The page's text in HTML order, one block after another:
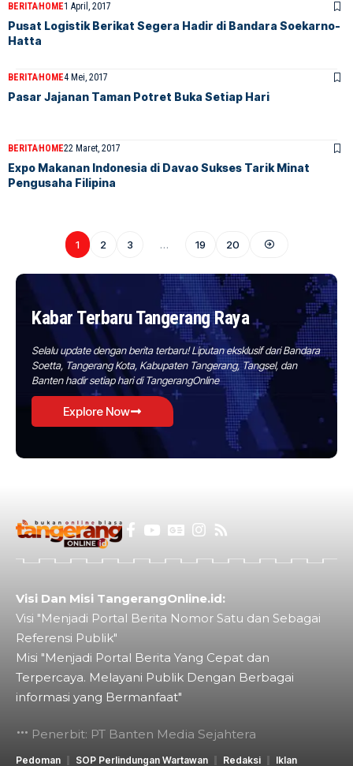
BERITAHOME1 April, 2017
Pusat Logistik Berikat Segera Hadir di Bandara Soekarno-
Hatta
BERITAHOME4 Mei, 2017
Pasar Jajanan Taman Potret Buka Setiap Hari
BERITAHOME22 Maret, 2017
Expo Makanan Indonesia di Davao Sukses Tarik Minat
Pengusaha Filipina
1 2 3 … 19 20
Kabar Terbaru Tangerang Raya
Selalu update dengan berita terbaru! Liputan eksklusif dari Bandara
Soetta, Tangerang Kota, Kabupaten Tangerang, Tangsel, dan
Banten hadir setiap hari di TangerangOnline
Explore Now
Visi Dan Misi TangerangOnline.id:
Visi "Menjadi Portal Berita Nomor Satu dan Sebagai
Referensi Publik"
Misi "Menjadi Portal Berita Yang Cepat dan
Terpercaya. Melayani Publik Dengan Berbagai
informasi yang Bermanfaat"
Penerbit: PT Banten Media Sejahtera
Pedoman SOP Perlindungan Wartawan Redaksi Iklan